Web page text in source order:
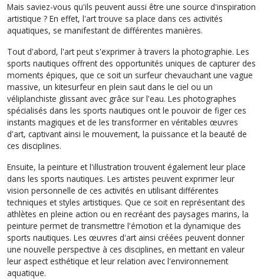
Mais saviez-vous qu'ils peuvent aussi être une source d'inspiration
artistique ? En effet, l'art trouve sa place dans ces activités
aquatiques, se manifestant de différentes manières.
Tout d'abord, l'art peut s'exprimer à travers la photographie. Les
sports nautiques offrent des opportunités uniques de capturer des
moments épiques, que ce soit un surfeur chevauchant une vague
massive, un kitesurfeur en plein saut dans le ciel ou un
véliplanchiste glissant avec grâce sur l'eau. Les photographes
spécialisés dans les sports nautiques ont le pouvoir de figer ces
instants magiques et de les transformer en véritables œuvres
d'art, captivant ainsi le mouvement, la puissance et la beauté de
ces disciplines.
Ensuite, la peinture et l'illustration trouvent également leur place
dans les sports nautiques. Les artistes peuvent exprimer leur
vision personnelle de ces activités en utilisant différentes
techniques et styles artistiques. Que ce soit en représentant des
athlètes en pleine action ou en recréant des paysages marins, la
peinture permet de transmettre l'émotion et la dynamique des
sports nautiques. Les œuvres d'art ainsi créées peuvent donner
une nouvelle perspective à ces disciplines, en mettant en valeur
leur aspect esthétique et leur relation avec l'environnement
aquatique.